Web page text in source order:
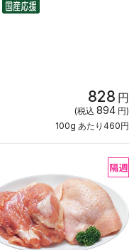
828 円
(税込 894 円)
100g あたり460円